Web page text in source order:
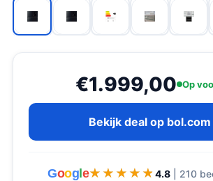
€1.999,00 Op
Bekijk deal op
Goog e★★★★★
★★★★★ 4.8 | 210